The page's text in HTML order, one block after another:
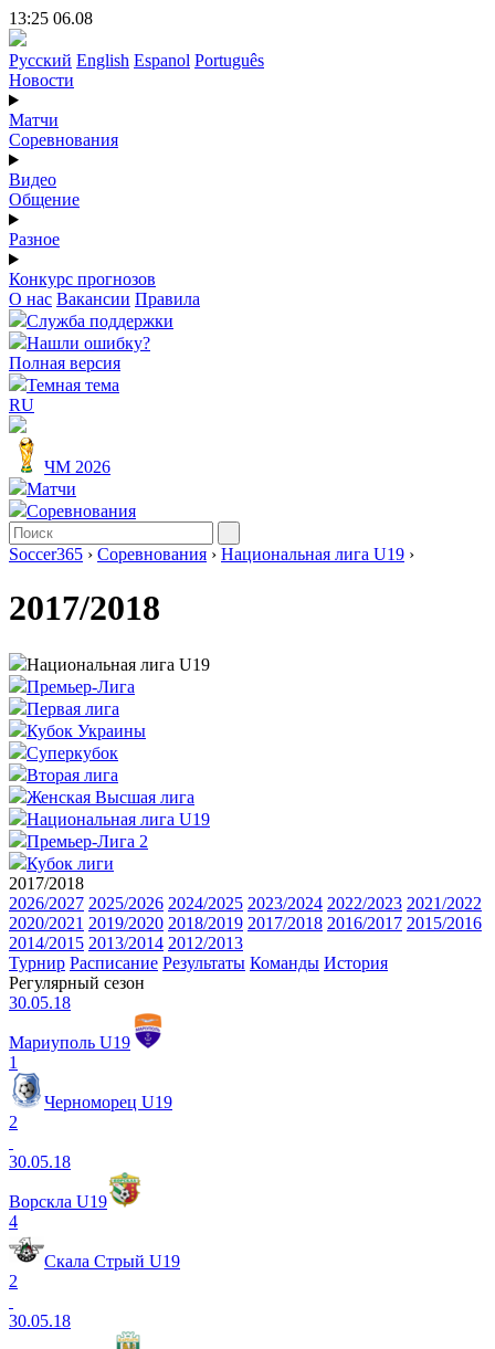
13:25 06.08
Русский English Espanol Português
Новости
Матчи
Соревнования
Видео
Общение
Разное
Конкурс прогнозов
О нас Вакансии Правила
Служба поддержки
Нашли ошибку?
Полная версия
Темная тема
RU
ЧМ 2026
Матчи
Соревнования
Soccer365 › Соревнования › Национальная лига U19 ›
2017/2018
Национальная лига U19
Премьер-Лига
Первая лига
Кубок Украины
Суперкубок
Вторая лига
Женская Высшая лига
Национальная лига U19
Премьер-Лига 2
Кубок лиги
2017/2018
2026/2027 2025/2026 2024/2025 2023/2024 2022/2023 2021/2022
2020/2021 2019/2020 2018/2019 2017/2018 2016/2017 2015/2016
2014/2015 2013/2014 2012/2013
Турнир Расписание Результаты Команды История
Регулярный сезон
30.05.18
Мариуполь U19
1
Черноморец U19
2
30.05.18
Ворскла U19
4
Скала Стрый U19
2
30.05.18